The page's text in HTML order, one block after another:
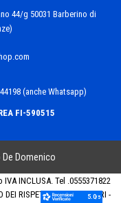
44/g 50031 Barberino di
(anche Whatsapp)
FI-590515
Domenico
INCLUSA. Tel .0555371822
RISPETTIVI PROPRIETARI -